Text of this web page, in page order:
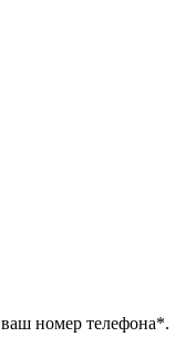
номер телефона*.